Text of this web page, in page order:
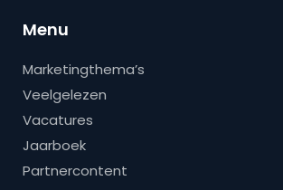
Menu
Marketingthema’s
Veelgelezen
Vacatures
Jaarboek
Partnercontent